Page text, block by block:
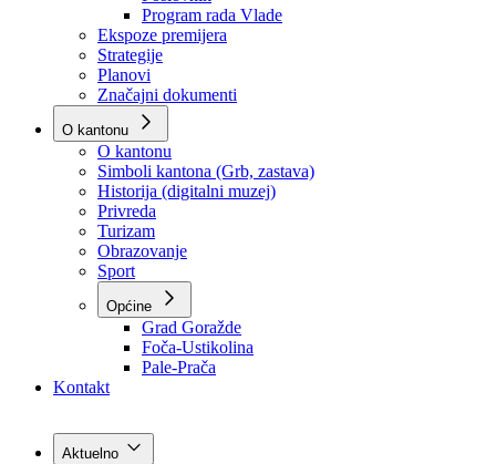
Vlada
Poslovnik
Program rada Vlade
Ekspoze premijera
Strategije
Planovi
Značajni dokumenti
O kantonu
O kantonu
Simboli kantona (Grb, zastava)
Historija (digitalni muzej)
Privreda
Turizam
Obrazovanje
Sport
Općine
Kontakt